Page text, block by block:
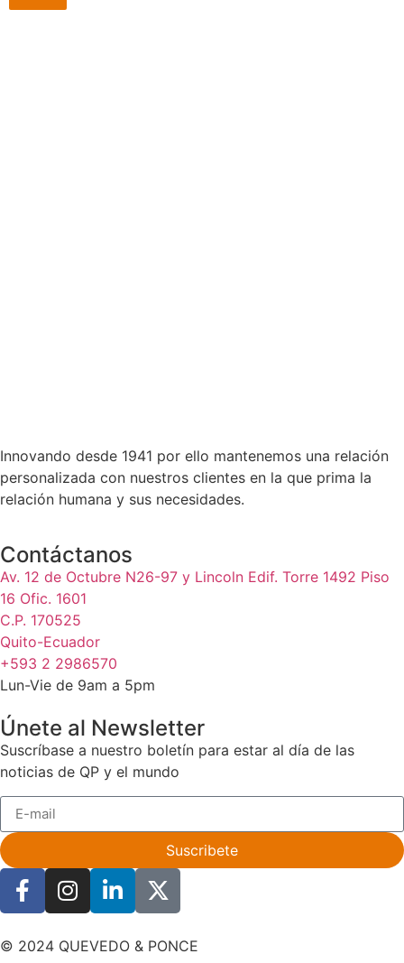
Innovando desde 1941 por ello mantenemos una relación
personalizada con nuestros clientes en la que prima la
relación humana y sus necesidades.
Contáctanos
Av. 12 de Octubre N26-97 y Lincoln Edif. Torre 1492 Piso
16 Ofic. 1601
C.P. 170525
Quito-Ecuador
+593 2 2986570
Lun-Vie de 9am a 5pm
Únete al Newsletter
Suscríbase a nuestro boletín para estar al día de las
noticias de QP y el mundo
Suscribete
© 2024 QUEVEDO & PONCE